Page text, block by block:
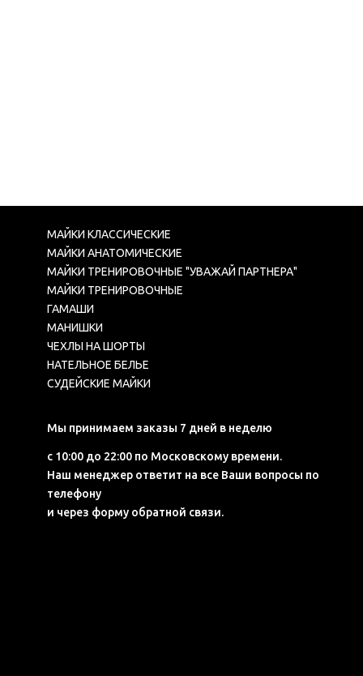
МАЙКИ КЛАССИЧЕСКИЕ
МАЙКИ АНАТОМИЧЕСКИЕ
МАЙКИ ТРЕНИРОВОЧНЫЕ "УВАЖАЙ ПАРТНЕРА"
МАЙКИ ТРЕНИРОВОЧНЫЕ
ГАМАШИ
МАНИШКИ
ЧЕХЛЫ НА ШОРТЫ
НАТЕЛЬНОЕ БЕЛЬЕ
СУДЕЙСКИЕ МАЙКИ
Мы принимаем заказы 7 дней в неделю
с 10:00 до 22:00 по Московскому времени.
Наш менеджер ответит на все Ваши вопросы по
телефону
и через форму обратной связи.